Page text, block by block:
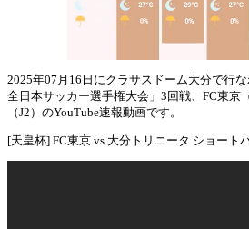
2025年07月16日にクラサスドーム大分で行
全日本サッカー選手権大会」3回戦、FC東京
（J2）のYouTube速報動画です。
[天皇杯] FC東京 vs 大分トリニータ ショート